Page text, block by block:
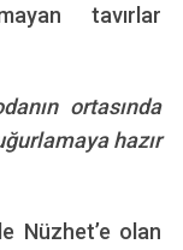
tavırlar
ortasında
hazır
Nüzhet’e olan